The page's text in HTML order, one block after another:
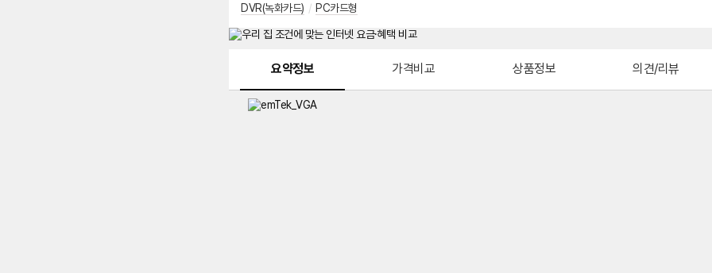
DVR(녹화카드) / PC카드형
요약정보 가격비교 상품정보 의견/리뷰